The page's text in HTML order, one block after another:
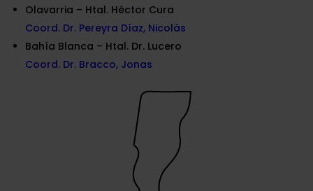
Olavarria – Htal. Héctor Cura
Coord. Dr. Pereyra Díaz, Nicolás
Bahía Blanca – Htal. Dr. Lucero
Coord. Dr. Bracco, Jonas